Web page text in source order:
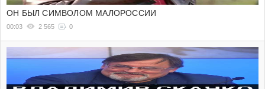
ОН БЫЛ СИМВОЛОМ МАЛОРОССИИ
00:03 2 565 0